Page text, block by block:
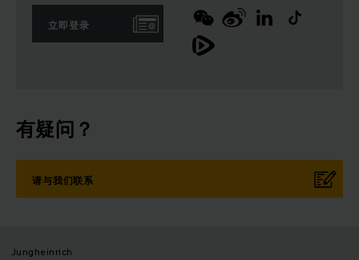
立即登录
有疑问？
请与我们联系
Jungheinrich